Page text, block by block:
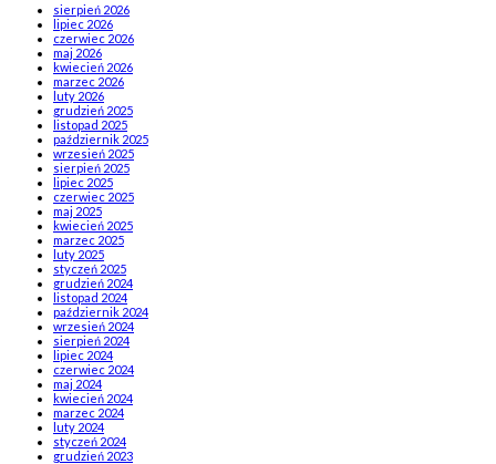
sierpień 2026
lipiec 2026
czerwiec 2026
maj 2026
kwiecień 2026
marzec 2026
luty 2026
grudzień 2025
listopad 2025
październik 2025
wrzesień 2025
sierpień 2025
lipiec 2025
czerwiec 2025
maj 2025
kwiecień 2025
marzec 2025
luty 2025
styczeń 2025
grudzień 2024
listopad 2024
październik 2024
wrzesień 2024
sierpień 2024
lipiec 2024
czerwiec 2024
maj 2024
kwiecień 2024
marzec 2024
luty 2024
styczeń 2024
grudzień 2023